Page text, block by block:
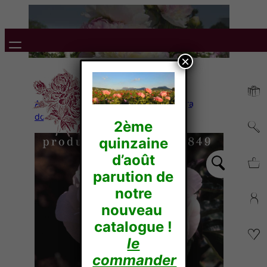
Accueil/Pivoines Herbacées/Lactiflora
doubles/ ALESIA
2ème
quinzaine
d’août
parution de
notre
nouveau
catalogue !
le
commander
×